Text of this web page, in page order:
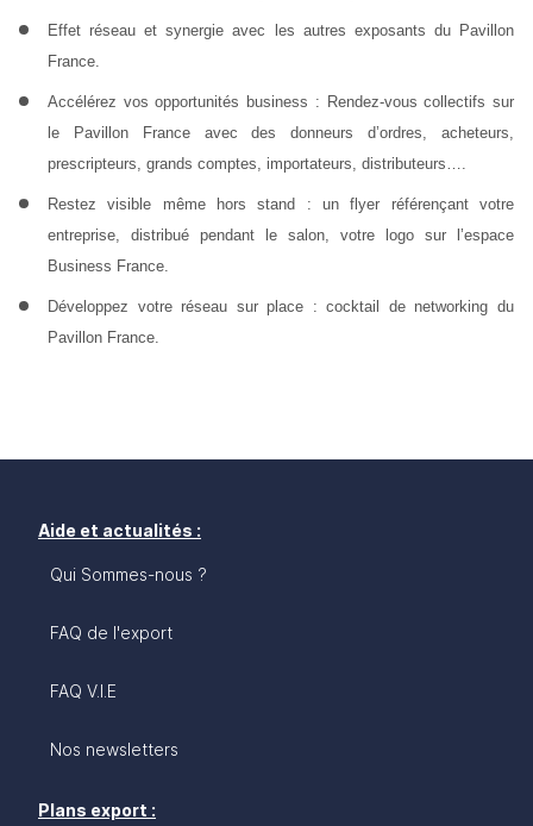
Effet réseau et synergie avec les autres exposants du Pavillon
France.
Accélérez vos opportunités business : Rendez-vous collectifs sur
le Pavillon France avec des donneurs d’ordres, acheteurs,
prescripteurs, grands comptes, importateurs, distributeurs….
Restez visible même hors stand : un flyer référençant votre
entreprise, distribué pendant le salon, votre logo sur l’espace
Business France.
Développez votre réseau sur place : cocktail de networking du
Pavillon France.
Aide et actualités :
Qui Sommes-nous ?
FAQ de l'export
FAQ V.I.E
Nos newsletters
Plans export :